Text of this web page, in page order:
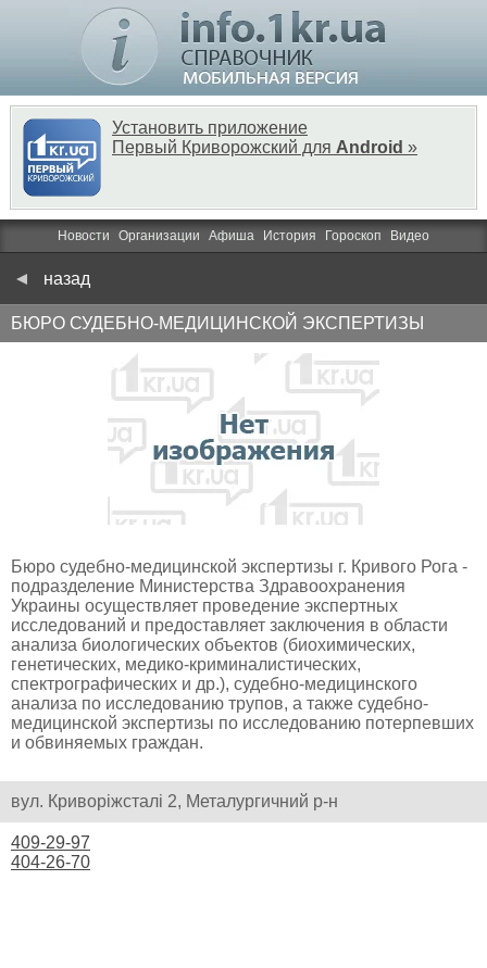
Установить приложение
Первый Криворожский для Android »
Новости Организации Афиша История Гороскоп Видео
назад
БЮРО СУДЕБНО-МЕДИЦИНСКОЙ ЭКСПЕРТИЗЫ
Бюро судебно-медицинской экспертизы г. Кривого Рога -
подразделение Министерства Здравоохранения
Украины осуществляет проведение экспертных
исследований и предоставляет заключения в области
анализа биологических объектов (биохимических,
генетических, медико-криминалистических,
спектрографических и др.), судебно-медицинского
анализа по исследованию трупов, а также судебно-
медицинской экспертизы по исследованию потерпевших
и обвиняемых граждан.
вул. Криворіжсталі 2, Металургичний р-н
409-29-97
404-26-70